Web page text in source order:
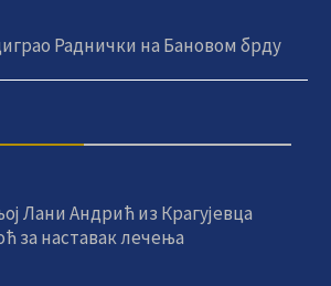
Раднички на Бановом брду
Лани Андрић из Крагујевца
за наставак лечења